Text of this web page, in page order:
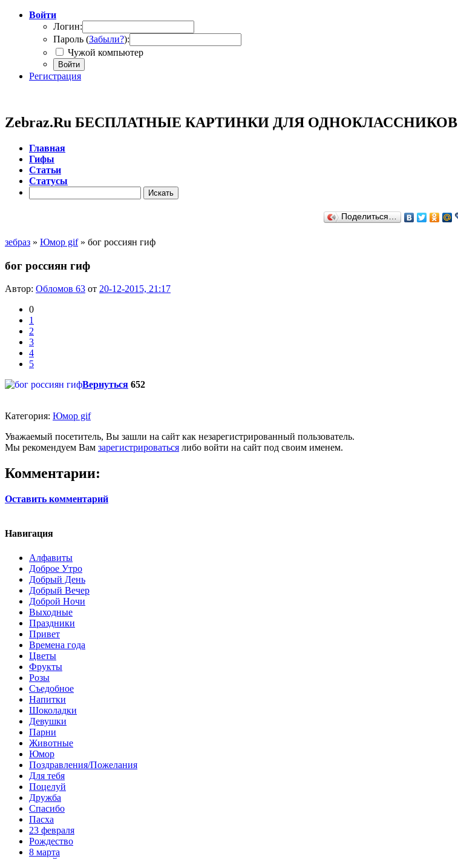
Войти
Логин:
Пароль (Забыли?):
Чужой компьютер
Войти
Регистрация
Zebraz.Ru БЕСПЛАТНЫЕ КАРТИНКИ ДЛЯ ОДНОКЛАССНИКОВ
Главная
Гифы
Cтатьи
Cтатусы
Поделиться…
зебраз » Юмор gif» бог россиян гиф
бог россиян гиф
Автор: Обломов 63 от 20-12-2015, 21:17
0
1
2
3
4
5
Вернуться 652
Категория: Юмор gif
Уважаемый посетитель, Вы зашли на сайт как незарегистрированный пользователь.
Мы рекомендуем Вам зарегистрироваться либо войти на сайт под своим именем.
Комментарии:
Оставить комментарий
Навигация
Алфавиты
Доброе Утро
Добрый День
Добрый Вечер
Доброй Ночи
Выходные
Праздники
Привет
Времена года
Цветы
Фрукты
Розы
Съедобное
Напитки
Шоколадки
Девушки
Парни
Животные
Юмор
Поздравления/Пожелания
Для тебя
Поцелуй
Дружба
Спасибо
Пасха
23 февраля
Рождество
8 марта